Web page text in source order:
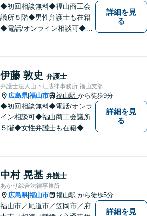
応えします。
◆初回相談無料◆福山商工会
議所５階◆男性弁護士も在籍
◆電話/オンライン相談可◆離
話しにくいことも安心してご
相談ください。あなたの気持
ちに寄り添い、丁寧にお応え
します。
詳細を見
る
伊藤 敦史 弁護士
弁護士法人山下江法律事務所 福山支部
広島県|福山市 福山駅 から徒歩9分
◆初回相談無料◆電話/オンラ
イン相談可◆福山商工会議所
５階◆女性弁護士も在籍◆刑
いことも安心してご相談くだ
さい。あなたの気持ちに寄り
添い、丁寧にお応えします。
詳細を見
る
中村 晃基 弁護士
あかり綜合法律事務所
広島県|福山市 福山駅 から徒歩5分
福山市／尾道市／笠岡市／府
詳細を見